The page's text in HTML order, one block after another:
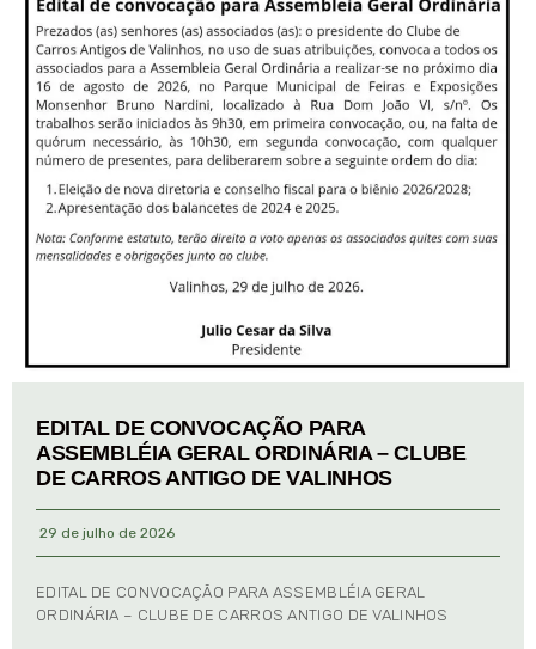
EDITAL DE CONVOCAÇÃO PARA
ASSEMBLÉIA GERAL ORDINÁRIA – CLUBE
DE CARROS ANTIGO DE VALINHOS
29 de julho de 2026
EDITAL DE CONVOCAÇÃO PARA ASSEMBLÉIA GERAL
ORDINÁRIA – CLUBE DE CARROS ANTIGO DE VALINHOS